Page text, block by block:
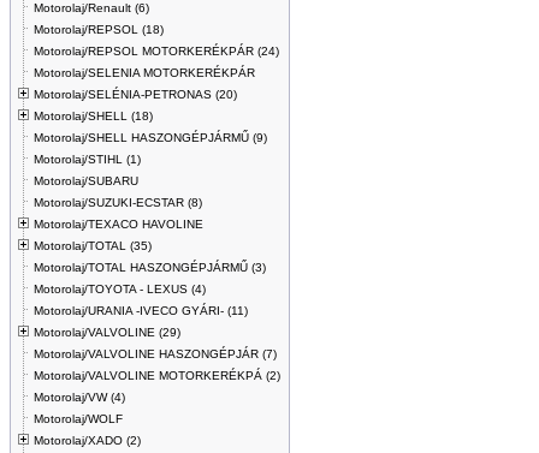
Motorolaj/Renault (6)
Motorolaj/REPSOL (18)
Motorolaj/REPSOL MOTORKERÉKPÁR (24)
Motorolaj/SELENIA MOTORKERÉKPÁR
Motorolaj/SELÉNIA-PETRONAS (20)
Motorolaj/SHELL (18)
Motorolaj/SHELL HASZONGÉPJÁRMŰ (9)
Motorolaj/STIHL (1)
Motorolaj/SUBARU
Motorolaj/SUZUKI-ECSTAR (8)
Motorolaj/TEXACO HAVOLINE
Motorolaj/TOTAL (35)
Motorolaj/TOTAL HASZONGÉPJÁRMŰ (3)
Motorolaj/TOYOTA - LEXUS (4)
Motorolaj/URANIA -IVECO GYÁRI- (11)
Motorolaj/VALVOLINE (29)
Motorolaj/VALVOLINE HASZONGÉPJÁR (7)
Motorolaj/VALVOLINE MOTORKERÉKPÁ (2)
Motorolaj/VW (4)
Motorolaj/WOLF
Motorolaj/XADO (2)